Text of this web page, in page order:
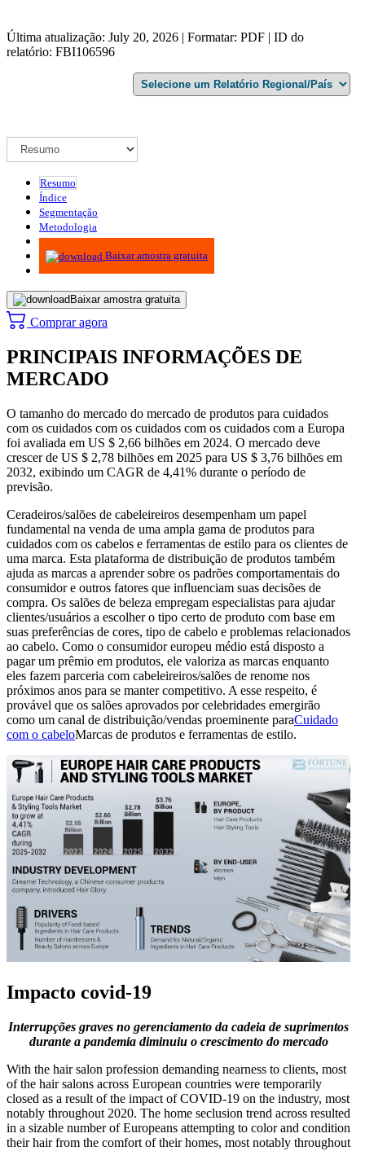
Última atualização: July 20, 2026 | Formatar: PDF | ID do
relatório: FBI106596
Resumo
Índice
Segmentação
Metodologia
Infográficos
Baixar amostra gratuita
Baixar amostra gratuita
Comprar agora
PRINCIPAIS INFORMAÇÕES DE
MERCADO
O tamanho do mercado do mercado de produtos para cuidados
com os cuidados com os cuidados com os cuidados com a Europa
foi avaliada em US $ 2,66 bilhões em 2024. O mercado deve
crescer de US $ 2,78 bilhões em 2025 para US $ 3,76 bilhões em
2032, exibindo um CAGR de 4,41% durante o período de
previsão.
Ceradeiros/salões de cabeleireiros desempenham um papel
fundamental na venda de uma ampla gama de produtos para
cuidados com os cabelos e ferramentas de estilo para os clientes de
uma marca. Esta plataforma de distribuição de produtos também
ajuda as marcas a aprender sobre os padrões comportamentais do
consumidor e outros fatores que influenciam suas decisões de
compra. Os salões de beleza empregam especialistas para ajudar
clientes/usuários a escolher o tipo certo de produto com base em
suas preferências de cores, tipo de cabelo e problemas relacionados
ao cabelo. Como o consumidor europeu médio está disposto a
pagar um prêmio em produtos, ele valoriza as marcas enquanto
eles fazem parceria com cabeleireiros/salões de renome nos
próximos anos para se manter competitivo. A esse respeito, é
provável que os salões aprovados por celebridades emergirão
como um canal de distribuição/vendas proeminente paraCuidado
com o cabeloMarcas de produtos e ferramentas de estilo.
Impacto covid-19
Interrupções graves no gerenciamento da cadeia de suprimentos
durante a pandemia diminuiu o crescimento do mercado
With the hair salon profession demanding nearness to clients, most
of the hair salons across European countries were temporarily
closed as a result of the impact of COVID-19 on the industry, most
notably throughout 2020. The home seclusion trend across resulted
in a sizable number of Europeans attempting to color and condition
their hair from the comfort of their homes, most notably throughout